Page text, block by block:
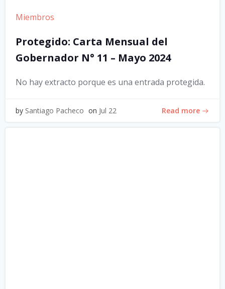
Miembros
Protegido: Carta Mensual del
Gobernador N° 11 – Mayo 2024
No hay extracto porque es una entrada protegida.
by Santiago Pacheco on Jul 22 Read more